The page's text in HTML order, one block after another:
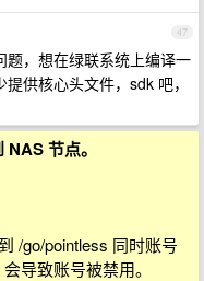
47
，想在绿联系统上编译一
供核心头文件，sdk 吧，
节点。
/go/pointless 同时账号
导致账号被禁用。